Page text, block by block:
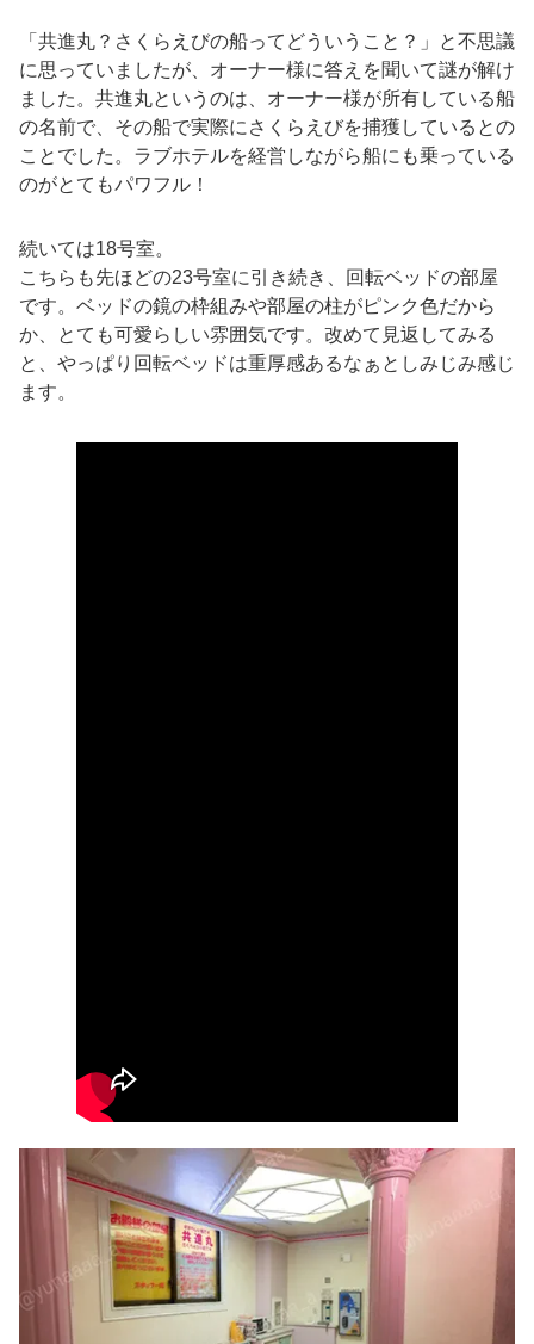
「共進丸？さくらえびの船ってどういうこと？」と不思議
に思っていましたが、オーナー様に答えを聞いて謎が解け
ました。共進丸というのは、オーナー様が所有している船
の名前で、その船で実際にさくらえびを捕獲しているとの
ことでした。ラブホテルを経営しながら船にも乗っている
のがとてもパワフル！
続いては18号室。
こちらも先ほどの23号室に引き続き、回転ベッドの部屋
です。ベッドの鏡の枠組みや部屋の柱がピンク色だから
か、とても可愛らしい雰囲気です。改めて見返してみる
と、やっぱり回転ベッドは重厚感あるなぁとしみじみ感じ
ます。